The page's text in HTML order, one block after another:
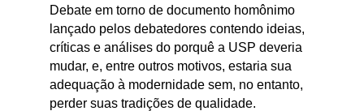
Debate em torno de documento homônimo
lançado pelos debatedores contendo ideias,
críticas e análises do porquê a USP deveria
mudar, e, entre outros motivos, estaria sua
adequação à modernidade sem, no entanto,
perder suas tradições de qualidade.